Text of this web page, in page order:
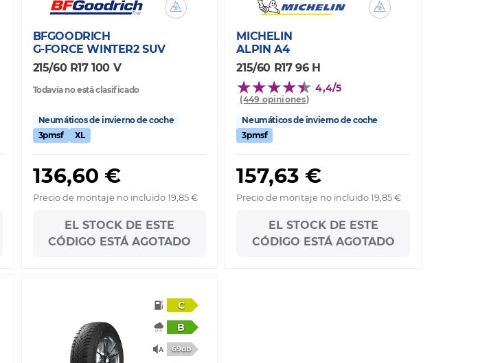
BFGOODRICH
G-FORCE WINTER2 SUV
215/60 R17 100 V
Todavía no está clasificado
Neumáticos de invierno de coche
3pmsf
XL
136,60 €
Precio de montaje no incluido 19,85 €
EL STOCK DE ESTE
CÓDIGO ESTÁ AGOTADO
MICHELIN
ALPIN A4
215/60 R17 96 H
4,4/5
(449 opiniones)
Neumáticos de invierno de coche
3pmsf
157,63 €
Precio de montaje no incluido 19,85 €
EL STOCK DE ESTE
CÓDIGO ESTÁ AGOTADO
C
B
69db